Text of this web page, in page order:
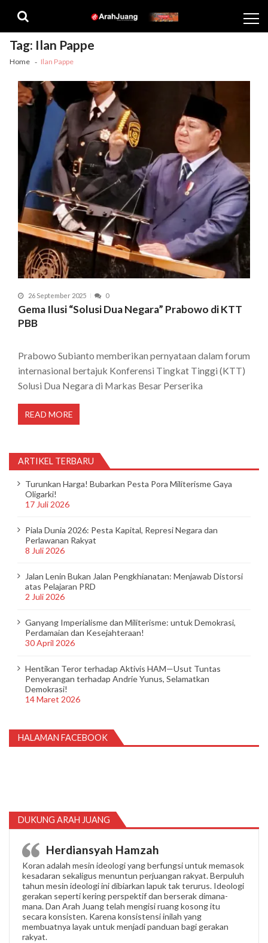
navigation
content
Tag: Ilan Pappe
Home Ilan Pappe
26 September 2025 0
Gema Ilusi “Solusi Dua Negara” Prabowo di KTT
PBB
Prabowo Subianto memberikan pernyataan dalam forum
internasional bertajuk Konferensi Tingkat Tinggi (KTT)
Solusi Dua Negara di Markas Besar Perserika
READ MORE
ARTIKEL TERBARU
Turunkan Harga! Bubarkan Pesta Pora Militerisme Gaya
Oligarki!
17 Juli 2026
Piala Dunia 2026: Pesta Kapital, Represi Negara dan
Perlawanan Rakyat
8 Juli 2026
Jalan Lenin Bukan Jalan Pengkhianatan: Menjawab Distorsi
atas Pelajaran PRD
2 Juli 2026
Ganyang Imperialisme dan Militerisme: untuk Demokrasi,
Perdamaian dan Kesejahteraan!
30 April 2026
Hentikan Teror terhadap Aktivis HAM—Usut Tuntas
Penyerangan terhadap Andrie Yunus, Selamatkan
Demokrasi!
14 Maret 2026
HALAMAN FACEBOOK
DUKUNG ARAH JUANG
Herdiansyah Hamzah
Koran adalah mesin ideologi yang berfungsi untuk memasok
kesadaran sekaligus menuntun perjuangan rakyat. Berpuluh
tahun mesin ideologi ini dibiarkan lapuk tak terurus. Ideologi
gerakan seperti kering perspektif dan berserak dimana-
mana. Dan Arah Juang telah mengisi ruang kosong itu
secara konsisten. Karena konsistensi inilah yang
membuatnya layak untuk menjadi panduan bagi gerakan
rakyat.